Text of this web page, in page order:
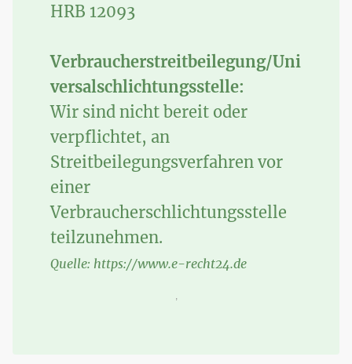
HRB 12093
Verbraucherstreitbeilegung/Uni
versalschlichtungsstelle:
Wir sind nicht bereit oder
verpflichtet, an
Streitbeilegungsverfahren vor
einer
Verbraucherschlichtungsstelle
teilzunehmen.
Quelle: https://www.e-recht24.de